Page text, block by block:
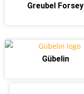
Greubel Forsey
Gübelin